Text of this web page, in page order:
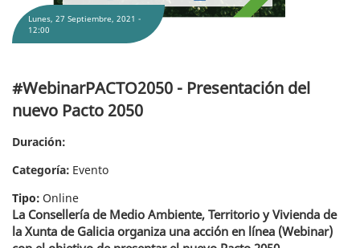
#WebinarPACTO2050 - Presentación del
nuevo Pacto 2050
Duración:
Categoría: Evento
Tipo: Online
La Consellería de Medio Ambiente, Territorio y Vivienda de
la Xunta de Galicia organiza una acción en línea (Webinar)
Lunes, 27 Septiembre, 2021 -
12:00